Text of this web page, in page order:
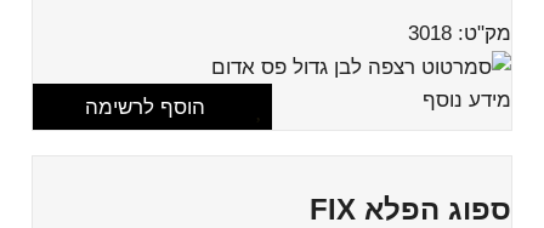
מק"ט: 3018
מידע נוסף הוסף לרשימה
ספוג הפלא FIX